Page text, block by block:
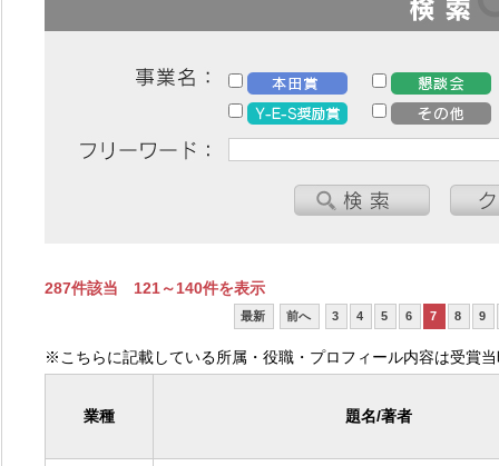
287件該当 121～140件を表示
最新 前へ 3 4 5 6 7 8 9
※こちらに記載している所属・役職・プロフィール内容は受賞
業種 題名/著者